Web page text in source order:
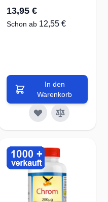
13,95 €
Schon ab 12,55 €
In den
Warenkorb